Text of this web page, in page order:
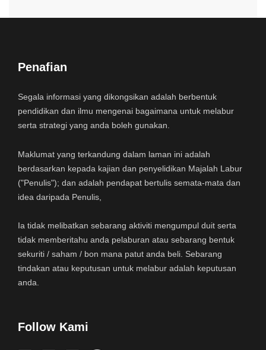
Penafian
Segala informasi yang dikongsikan adalah berbentuk
pendidikan dan ilmu mengenai bagaimana untuk melabur
serta strategi yang anda boleh gunakan.
Maklumat yang terkandung dalam laman ini adalah
berdasarkan kepada kajian dan penyelidikan Majalah Labur
("Penulis"); dan adalah pendapat bertulis semata-mata dan
idea daripada Penulis,
Ia tidak melibatkan sebarang aktiviti mengumpul duit serta
tidak memberitahu anda pelaburan atau sebarang bentuk
sekuriti / saham / bon mana patut anda beli. Sebarang
tindakan atau keputusan untuk melabur adalah keputusan
anda.
Follow Kami